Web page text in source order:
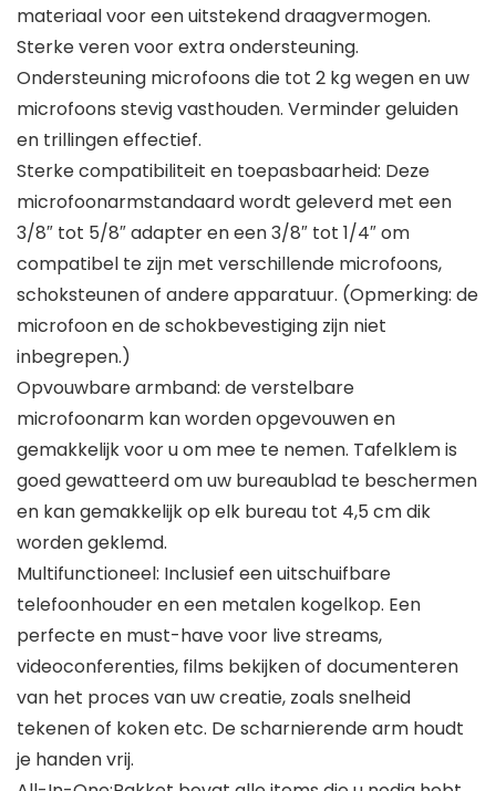
materiaal voor een uitstekend draagvermogen.
Sterke veren voor extra ondersteuning.
Ondersteuning microfoons die tot 2 kg wegen en uw
microfoons stevig vasthouden. Verminder geluiden
en trillingen effectief.
Sterke compatibiliteit en toepasbaarheid: Deze
microfoonarmstandaard wordt geleverd met een
3/8″ tot 5/8″ adapter en een 3/8″ tot 1/4″ om
compatibel te zijn met verschillende microfoons,
schoksteunen of andere apparatuur. (Opmerking: de
microfoon en de schokbevestiging zijn niet
inbegrepen.)
Opvouwbare armband: de verstelbare
microfoonarm kan worden opgevouwen en
gemakkelijk voor u om mee te nemen. Tafelklem is
goed gewatteerd om uw bureaublad te beschermen
en kan gemakkelijk op elk bureau tot 4,5 cm dik
worden geklemd.
Multifunctioneel: Inclusief een uitschuifbare
telefoonhouder en een metalen kogelkop. Een
perfecte en must-have voor live streams,
videoconferenties, films bekijken of documenteren
van het proces van uw creatie, zoals snelheid
tekenen of koken etc. De scharnierende arm houdt
je handen vrij.